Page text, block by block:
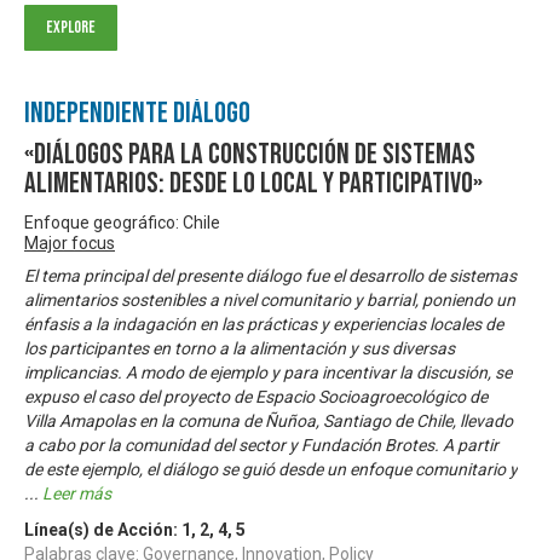
Independiente Diálogo
«Diálogos para la construcción de sistemas
alimentarios: desde lo local y participativo»
Enfoque geográfico: Chile
Major focus
El tema principal del presente diálogo fue el desarrollo de sistemas
alimentarios sostenibles a nivel comunitario y barrial, poniendo un
énfasis a la indagación en las prácticas y experiencias locales de
los participantes en torno a la alimentación y sus diversas
implicancias. A modo de ejemplo y para incentivar la discusión, se
expuso el caso del proyecto de Espacio Socioagroecológico de
Villa Amapolas en la comuna de Ñuñoa, Santiago de Chile, llevado
a cabo por la comunidad del sector y Fundación Brotes. A partir
de este ejemplo, el diálogo se guió desde un enfoque comunitario y
... Leer más
Línea(s) de Acción: 1 , 2, 4, 5
Palabras clave: Governance, Innovation, Policy